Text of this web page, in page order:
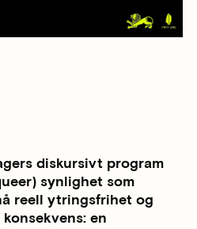
diskursivt program
synlighet som
reell ytringsfrihet og
en